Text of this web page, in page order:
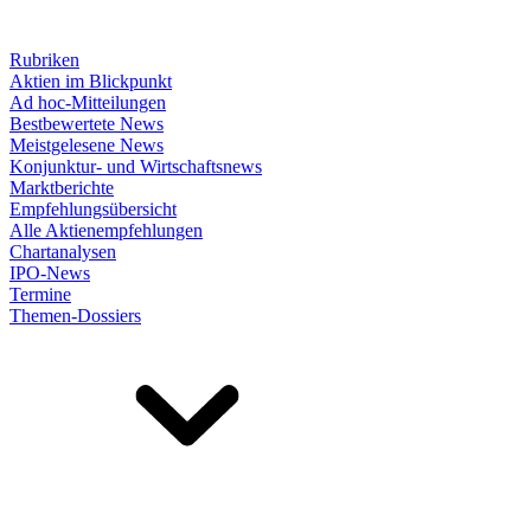
Rubriken
Aktien im Blickpunkt
Ad hoc-Mitteilungen
Bestbewertete News
Meistgelesene News
Konjunktur- und Wirtschaftsnews
Marktberichte
Empfehlungsübersicht
Alle Aktienempfehlungen
Chartanalysen
IPO-News
Termine
Themen-Dossiers